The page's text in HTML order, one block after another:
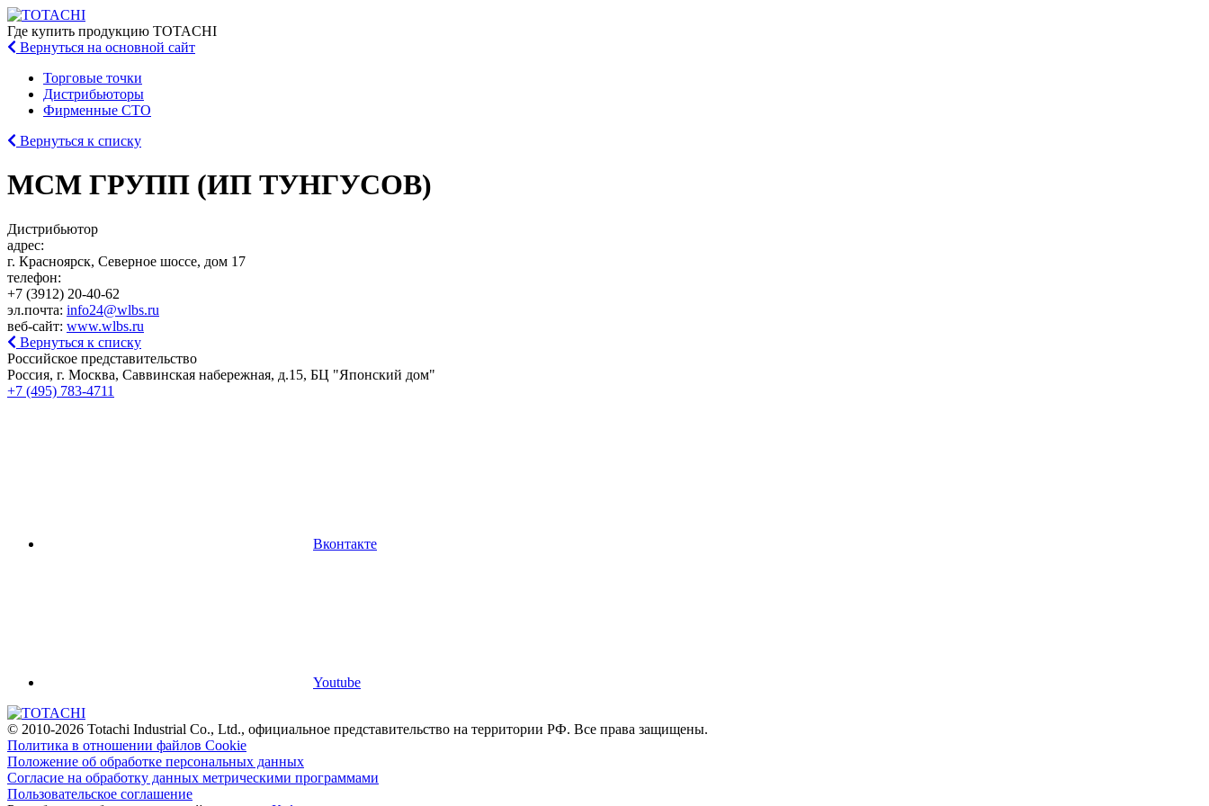
Где купить продукцию TOTACHI
Вернуться на основной сайт
Торговые точки
Дистрибьюторы
Фирменные СТО
Вернуться к списку
МСМ ГРУПП (ИП ТУНГУСОВ)
Дистрибьютор
адрес:
г. Красноярск, Северное шоссе, дом 17
телефон:
+7 (3912) 20-40-62
эл.почта: info24@wlbs.ru
веб-сайт: www.wlbs.ru
Вернуться к списку
Российское представительство
Россия, г. Москва, Саввинская набережная, д.15, БЦ "Японский дом"
+7 (495) 783-4711
Вконтакте
Youtube
© 2010-2026 Totachi Industrial Co., Ltd., официальное представительство на территории РФ. Все права защищены.
Политика в отношении файлов Cookie
Положение об обработке персональных данных
Согласие на обработку данных метрическими программами
Пользовательское соглашение